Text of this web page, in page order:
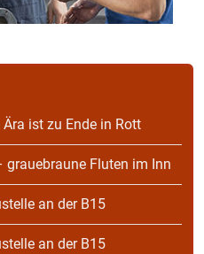
Ära ist zu Ende in Rott
grauebraune Fluten im Inn
an der B15
an der B15